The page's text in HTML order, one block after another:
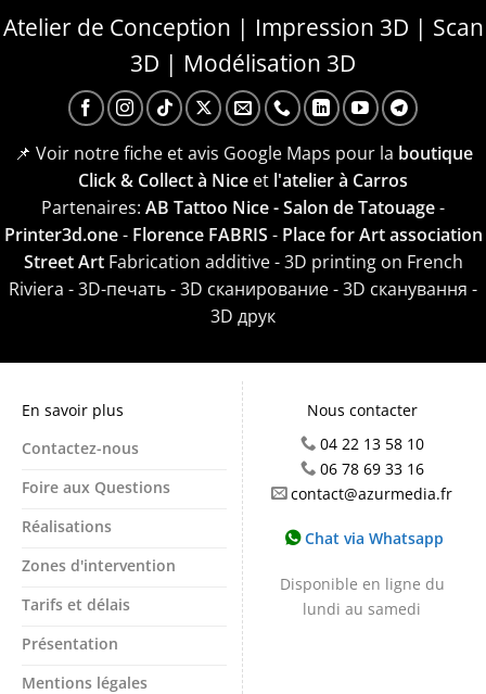
Atelier de Conception | Impression 3D | Scan
3D | Modélisation 3D
📌 Voir notre fiche et avis Google Maps pour la boutique
Click & Collect à Nice et l'atelier à Carros
Partenaires: AB Tattoo Nice - Salon de Tatouage-
Printer3d.one- Florence FABRIS - Place for Art association
Street ArtFabrication additive - 3D printing on French
Riviera - 3D-печать - 3D сканирование - 3D сканування -
3D друк
En savoir plus
Contactez-nous
Foire aux Questions
Réalisations
Zones d'intervention
Tarifs et délais
Présentation
Mentions légales
Nous contacter
04 22 13 58 10
06 78 69 33 16
contact@azurmedia.fr
Chat via Whatsapp
Disponible en ligne du
lundi au samedi